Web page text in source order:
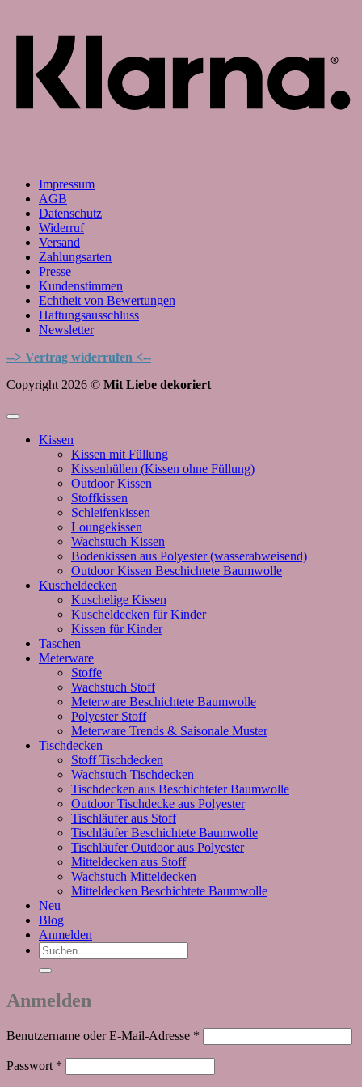
Impressum
AGB
Datenschutz
Widerruf
Versand
Zahlungsarten
Presse
Kundenstimmen
Echtheit von Bewertungen
Haftungsausschluss
Newsletter
--> Vertrag widerrufen <--
Copyright 2026 © Mit Liebe dekoriert
Kissen
Kissen mit Füllung
Kissenhüllen (Kissen ohne Füllung)
Outdoor Kissen
Stoffkissen
Schleifenkissen
Loungekissen
Wachstuch Kissen
Bodenkissen aus Polyester (wasserabweisend)
Outdoor Kissen Beschichtete Baumwolle
Kuscheldecken
Kuschelige Kissen
Kuscheldecken für Kinder
Kissen für Kinder
Taschen
Meterware
Stoffe
Wachstuch Stoff
Meterware Beschichtete Baumwolle
Polyester Stoff
Meterware Trends & Saisonale Muster
Tischdecken
Stoff Tischdecken
Wachstuch Tischdecken
Tischdecken aus Beschichteter Baumwolle
Outdoor Tischdecke aus Polyester
Tischläufer aus Stoff
Tischläufer Beschichtete Baumwolle
Tischläufer Outdoor aus Polyester
Mitteldecken aus Stoff
Wachstuch Mitteldecken
Mitteldecken Beschichtete Baumwolle
Neu
Blog
Anmelden
Suchen
nach:
Anmelden
Benutzername oder E-Mail-Adresse *
Passwort *